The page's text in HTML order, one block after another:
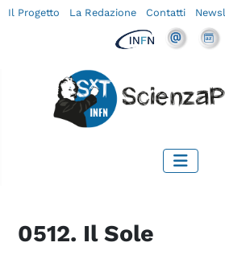
Il Progetto La Redazione Contatti
0512. Il Sole